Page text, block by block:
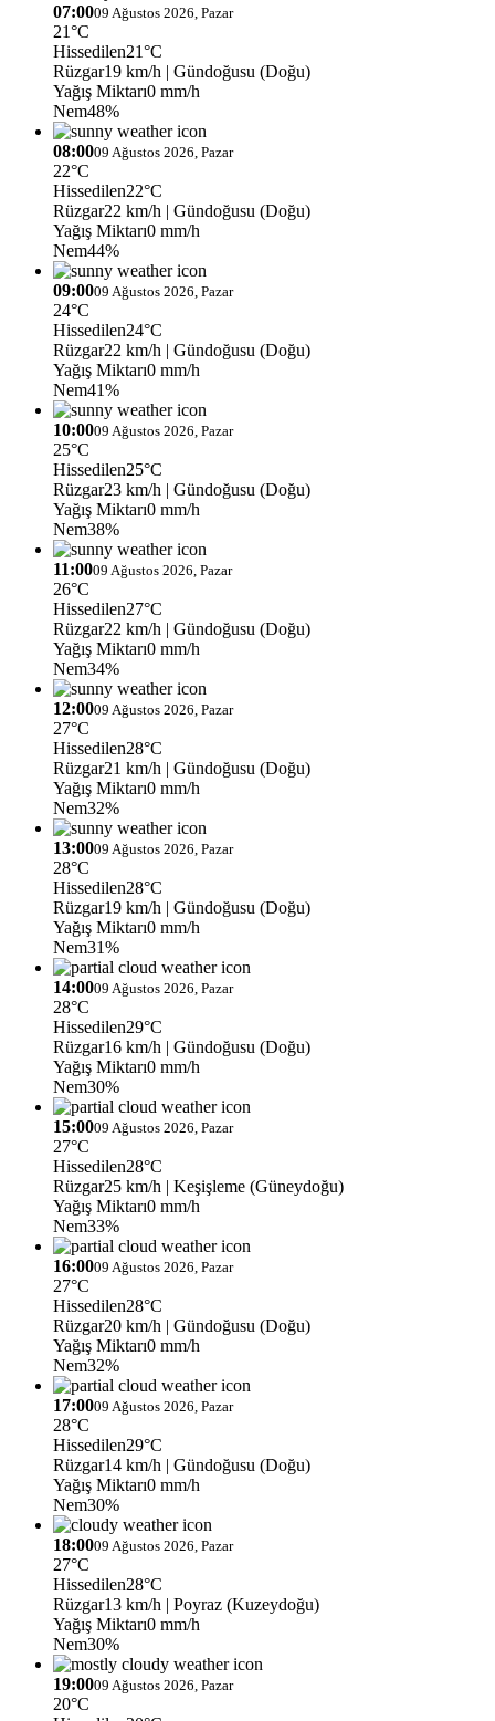
07:0009 Ağustos 2026, Pazar
21°C
Hissedilen21°C
Rüzgar19 km/h | Gündoğusu (Doğu)
Yağış Miktarı0 mm/h
Nem48%
08:0009 Ağustos 2026, Pazar
22°C
Hissedilen22°C
Rüzgar22 km/h | Gündoğusu (Doğu)
Yağış Miktarı0 mm/h
Nem44%
09:0009 Ağustos 2026, Pazar
24°C
Hissedilen24°C
Rüzgar22 km/h | Gündoğusu (Doğu)
Yağış Miktarı0 mm/h
Nem41%
10:0009 Ağustos 2026, Pazar
25°C
Hissedilen25°C
Rüzgar23 km/h | Gündoğusu (Doğu)
Yağış Miktarı0 mm/h
Nem38%
11:0009 Ağustos 2026, Pazar
26°C
Hissedilen27°C
Rüzgar22 km/h | Gündoğusu (Doğu)
Yağış Miktarı0 mm/h
Nem34%
12:0009 Ağustos 2026, Pazar
27°C
Hissedilen28°C
Rüzgar21 km/h | Gündoğusu (Doğu)
Yağış Miktarı0 mm/h
Nem32%
13:0009 Ağustos 2026, Pazar
28°C
Hissedilen28°C
Rüzgar19 km/h | Gündoğusu (Doğu)
Yağış Miktarı0 mm/h
Nem31%
14:0009 Ağustos 2026, Pazar
28°C
Hissedilen29°C
Rüzgar16 km/h | Gündoğusu (Doğu)
Yağış Miktarı0 mm/h
Nem30%
15:0009 Ağustos 2026, Pazar
27°C
Hissedilen28°C
Rüzgar25 km/h | Keşişleme (Güneydoğu)
Yağış Miktarı0 mm/h
Nem33%
16:0009 Ağustos 2026, Pazar
27°C
Hissedilen28°C
Rüzgar20 km/h | Gündoğusu (Doğu)
Yağış Miktarı0 mm/h
Nem32%
17:0009 Ağustos 2026, Pazar
28°C
Hissedilen29°C
Rüzgar14 km/h | Gündoğusu (Doğu)
Yağış Miktarı0 mm/h
Nem30%
18:0009 Ağustos 2026, Pazar
27°C
Hissedilen28°C
Rüzgar13 km/h | Poyraz (Kuzeydoğu)
Yağış Miktarı0 mm/h
Nem30%
19:0009 Ağustos 2026, Pazar
20°C